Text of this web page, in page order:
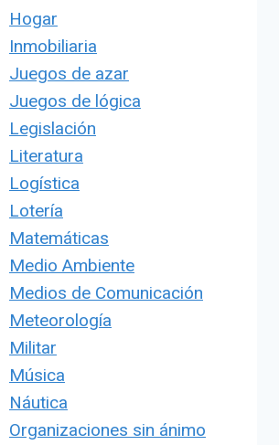
Hogar
Inmobiliaria
Juegos de azar
Juegos de lógica
Legislación
Literatura
Logística
Lotería
Matemáticas
Medio Ambiente
Medios de Comunicación
Meteorología
Militar
Música
Náutica
Organizaciones sin ánimo